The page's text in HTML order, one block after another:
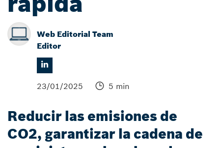
Web Editorial Team
Editor
23/01/2025 5 min
Reducir las emisiones de
CO2, garantizar la cadena de